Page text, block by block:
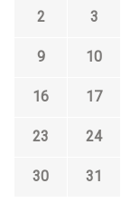
2 3
9 10
16 17
23 24
30
31